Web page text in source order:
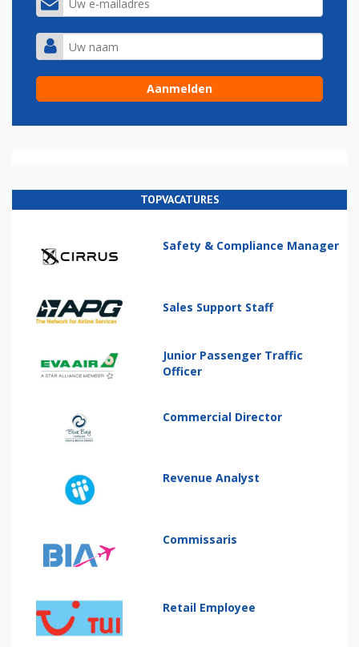
TOPVACATURES
Safety & Compliance Manager
Sales Support Staff
Junior Passenger Traffic
Officer
Commercial Director
Revenue Analyst
Commissaris
Retail Employee